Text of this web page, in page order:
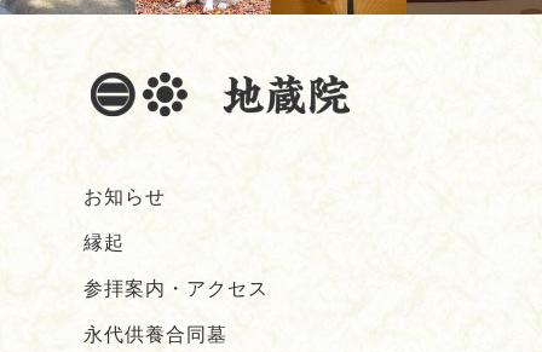
お知らせ
縁起
参拝案内・アクセス
永代供養合同墓